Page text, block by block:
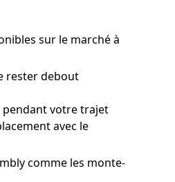
sur le marché à
rester debout
pendant votre trajet
avec le
comme les monte-